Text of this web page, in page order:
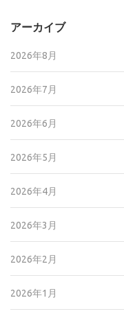
アーカイブ
2026年8月
2026年7月
2026年6月
2026年5月
2026年4月
2026年3月
2026年2月
2026年1月